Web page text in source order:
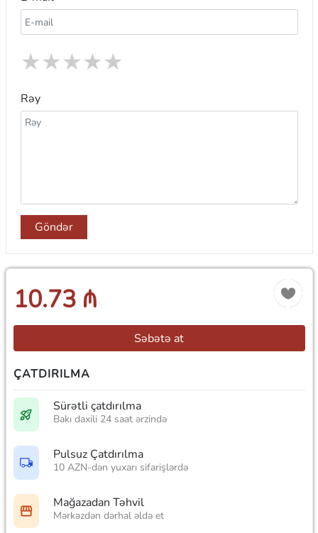
★
★
★
★
★
Rəy
Göndər
10.73 ₼
Səbətə at
ÇATDIRILMA
Sürətli çatdırılma
Bakı daxili 24 saat ərzində
Pulsuz Çatdırılma
10 AZN-dən yuxarı sifarişlərdə
Mağazadan Təhvil
Mərkəzdən dərhal əldə et